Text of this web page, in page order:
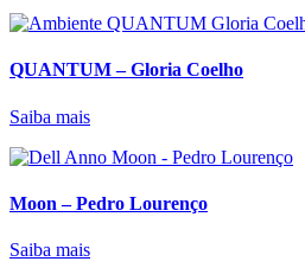
QUANTUM – Gloria Coelho
Saiba mais
Moon – Pedro Lourenço
Saiba mais